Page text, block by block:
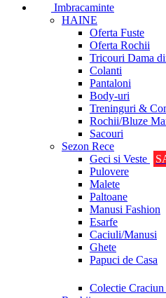
Imbracaminte
HAINE
Oferta Fuste
Oferta Rochii
Tricouri Dama
Colanti
Pantaloni
Body-uri
Treninguri &
Rochii/Bluze
Sacouri
Sezon Rece
Geci si Veste
Pulovere
Malete
Paltoane
Manusi Fashion
Esarfe
Caciuli/Manusi
Ghete
Papuci de Casa
Colectie Craciun